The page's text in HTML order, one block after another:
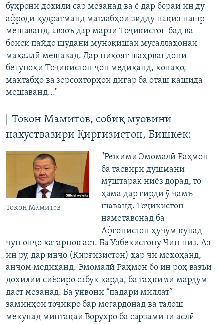
буҳрони дохилӣ сар мезанад ва ё дар бораи ин ду
афроди қудратманд матлабҳои зидду нақиз нашр
мешаванд, авзоъ дар марзи Тоҷикистон бад ва
боиси пайдо шудани муноқишаи мусаллаҳонаи
маҳаллӣ мешавад. Дар ниҳоят шаҳрвандони
бегуноҳи Тоҷикистон ҷон медиҳанд, хонаҳо,
мактабҳо ва зерсохторҳои дигар ба оташ кашида
мешаванд..."
Токон Мамитов, собиқ муовини
нахуствазири Қирғизистон, Бишкек:
Токон Мамитов
"Режими Эмомалӣ Раҳмон
ба тасвири душмани
муштарак ниёз дорад, то
ҳама дар гирди ӯ ҷамъ
шаванд. Тоҷикистон
наметавонад ба
Афғонистон ҳуҷум кунад
чун онҷо хатарнок аст. Ба Узбекистону Чин низ. Аз
ин рӯ, дар инҷо (Қирғизистон) ҳар чи мехоҳанд,
анҷом медиҳанд. Эмомалӣ Раҳмон бо ин роҳ вазъи
дохилии сиёсиро сабук карда, ба таҳкими мардум
даст мезанад. Ба унвони “падари миллат”
заминҳои тоҷикро бар мегардонад ва талош
мекунад минтақаи Ворухро ба сарзамини аслӣ